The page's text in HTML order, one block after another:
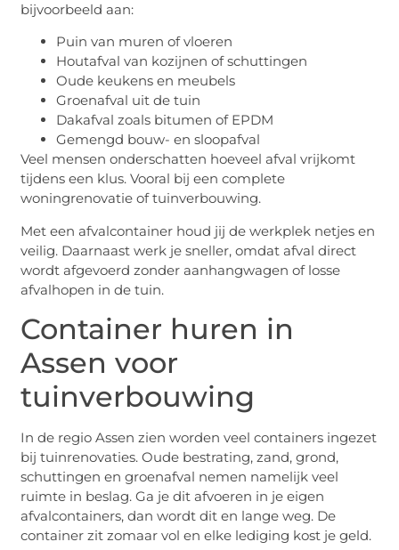
bijvoorbeeld aan:
Puin van muren of vloeren
Houtafval van kozijnen of schuttingen
Oude keukens en meubels
Groenafval uit de tuin
Dakafval zoals bitumen of EPDM
Gemengd bouw- en sloopafval
Veel mensen onderschatten hoeveel afval vrijkomt
tijdens een klus. Vooral bij een complete
woningrenovatie of tuinverbouwing.
Met een afvalcontainer houd jij de werkplek netjes en
veilig. Daarnaast werk je sneller, omdat afval direct
wordt afgevoerd zonder aanhangwagen of losse
afvalhopen in de tuin.
Container huren in
Assen voor
tuinverbouwing
In de regio Assen zien worden veel containers ingezet
bij tuinrenovaties. Oude bestrating, zand, grond,
schuttingen en groenafval nemen namelijk veel
ruimte in beslag. Ga je dit afvoeren in je eigen
afvalcontainers, dan wordt dit en lange weg. De
container zit zomaar vol en elke lediging kost je geld.